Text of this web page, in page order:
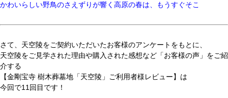
かわいらしい野鳥のさえずりが響く高原の春は、もうすぐそこ
さて、天空陵をご契約いただいたお客様のアンケートをもとに、
天空陵をご見学された理由や購入された感想など「お客様の声」をご紹
介する
【金剛宝寺 樹木葬墓地「天空陵」ご利用者様レビュー】は
今回で11回目です！